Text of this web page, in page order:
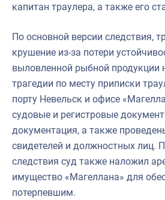
капитан траулера, а также его
По основной версии следствия,
крушение из-за потери
выловленной рыбной продукции
трагедии по месту приписки
порту Невельск и офисе
судовые и регистровые
документация, а также
свидетелей и должностных лиц.
следствия суд также наложил
имущество «Магеллана» для
потерпевшим.